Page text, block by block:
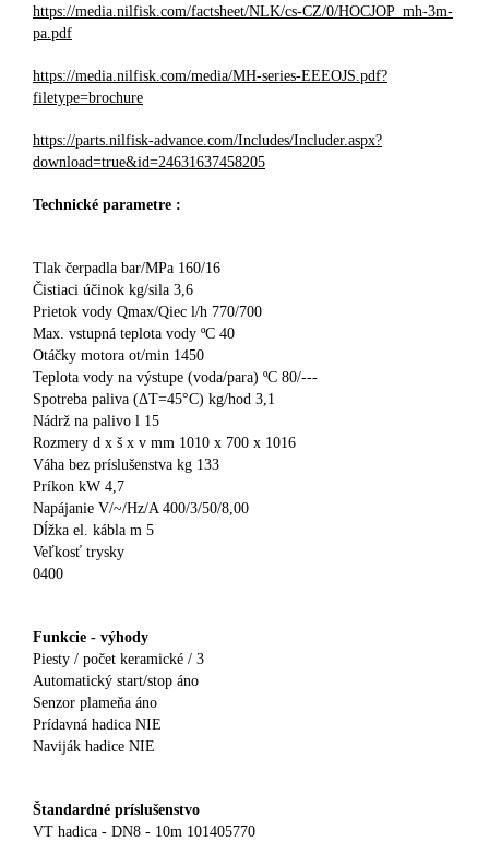
https://media.nilfisk.com/factsheet/NLK/cs-CZ/0/HOCJOP_mh-3m-
pa.pdf
https://media.nilfisk.com/media/MH-series-EEEOJS.pdf?
filetype=brochure
https://parts.nilfisk-advance.com/Includes/Includer.aspx?
download=true&id=24631637458205
Technické parametre :
Tlak čerpadla bar/MPa 160/16
Čistiaci účinok kg/sila 3,6
Prietok vody Qmax/Qiec l/h 770/700
Max. vstupná teplota vody ºC 40
Otáčky motora ot/min 1450
Teplota vody na výstupe (voda/para) ºC 80/---
Spotreba paliva (ΔT=45°C) kg/hod 3,1
Nádrž na palivo l 15
Rozmery d x š x v mm 1010 x 700 x 1016
Váha bez príslušenstva kg 133
Príkon kW 4,7
Napájanie V/~/Hz/A 400/3/50/8,00
Dĺžka el. kábla m 5
Veľkosť trysky
0400
Funkcie - výhody
Piesty / počet keramické / 3
Automatický start/stop áno
Senzor plameňa áno
Prídavná hadica NIE
Naviják hadice NIE
Štandardné príslušenstvo
VT hadica - DN8 - 10m 101405770